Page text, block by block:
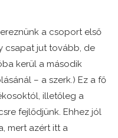
a csoport első
csapat jut tovább, de
kerül a második
– a szerk.) Ez a fő
illetőleg a
fejlődjünk. Ehhez jól
mert azért itt a